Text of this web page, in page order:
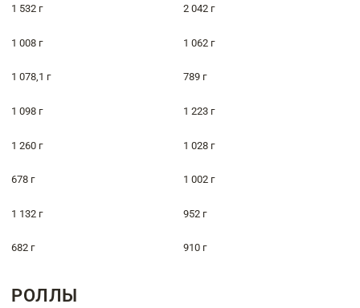
1 532 г 2 042 г
1 008 г 1 062 г
1 078,1 г 789 г
1 098 г 1 223 г
1 260 г 1 028 г
678 г 1 002 г
1 132 г 952 г
682 г 910 г
РОЛЛЫ